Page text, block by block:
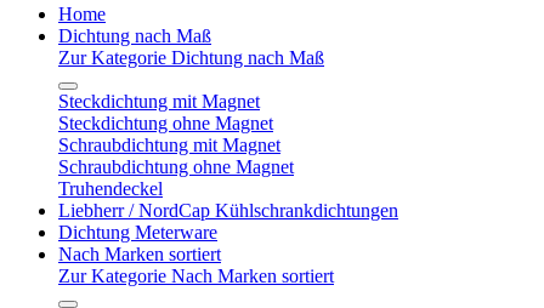
Home
Dichtung nach Maß
Zur Kategorie Dichtung nach Maß
Steckdichtung mit Magnet
Steckdichtung ohne Magnet
Schraubdichtung mit Magnet
Schraubdichtung ohne Magnet
Truhendeckel
Liebherr / NordCap Kühlschrankdichtungen
Dichtung Meterware
Nach Marken sortiert
Zur Kategorie Nach Marken sortiert